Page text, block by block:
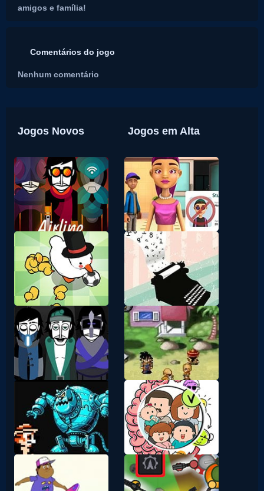
amigos e família!
Comentários do jogo
Nenhum comentário
Jogos Novos Jogos em Alta